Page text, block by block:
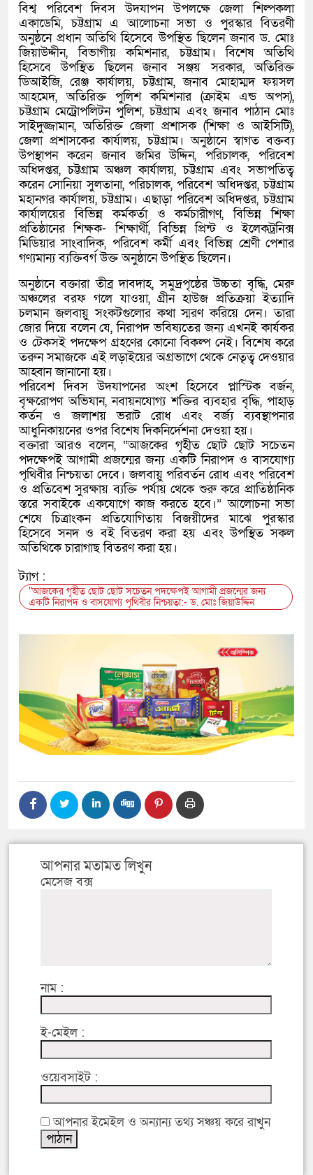
বিশ্ব পরিবেশ দিবস উদযাপন উপলক্ষে জেলা শিল্পকলা
একাডেমি, চট্টগ্রাম এ আলোচনা সভা ও পুরস্কার বিতরণী
অনুষ্ঠনে প্রধান অতিথি হিসেবে উপস্থিত ছিলেন জনাব ড. মোঃ
জিয়াউদ্দীন, বিভাগীয় কমিশনার, চট্টগ্রাম। বিশেষ অতিথি
হিসেবে উপস্থিত ছিলেন জনাব সঞ্জয় সরকার, অতিরিক্ত
ডিআইজি, রেঞ্জ কার্যালয়, চট্টগ্রাম, জনাব মোহাম্মদ ফয়সল
আহমেদ, অতিরিক্ত পুলিশ কমিশনার (ক্রাইম এন্ড অপস),
চট্টগ্রাম মেট্রোপলিটন পুলিশ, চট্টগ্রাম এবং জনাব পাঠান মোঃ
সাইদুজ্জামান, অতিরিক্ত জেলা প্রশাসক (শিক্ষা ও আইসিটি),
জেলা প্রশাসকের কার্যালয়, চট্টগ্রাম। অনুষ্ঠানে স্বাগত বক্তব্য
উপস্থাপন করেন জনাব জমির উদ্দিন, পরিচালক, পরিবেশ
অধিদপ্তর, চট্টগ্রাম অঞ্চল কার্যালয়, চট্টগ্রাম এবং সভাপতিত্ব
করেন সোনিয়া সুলতানা, পরিচালক, পরিবেশ অধিদপ্তর, চট্টগ্রাম
মহানগর কার্যালয়, চট্টগ্রাম। এছাড়া পরিবেশ অধিদপ্তর, চট্টগ্রাম
কার্যালয়ের বিভিন্ন কর্মকর্তা ও কর্মচারীগণ, বিভিন্ন শিক্ষা
প্রতিষ্ঠানের শিক্ষক- শিক্ষার্থী, বিভিন্ন প্রিন্ট ও ইলেকট্রনিক্স
মিডিয়ার সাংবাদিক, পরিবেশ কর্মী এবং বিভিন্ন শ্রেণী পেশার
গণ্যমান্য ব্যক্তিবর্গ উক্ত অনুষ্ঠানে উপস্থিত ছিলেন।
অনুষ্ঠানে বক্তারা তীব্র দাবদাহ, সমুদ্রপৃষ্ঠের উচ্চতা বৃদ্ধি, মেরু
অঞ্চলের বরফ গলে যাওয়া, গ্রীন হাউজ প্রতিক্রয়া ইত্যাদি
চলমান জলবায়ু সংকটগুলোর কথা স্মরণ করিয়ে দেন। তারা
জোর দিয়ে বলেন যে, নিরাপদ ভবিষ্যতের জন্য এখনই কার্যকর
ও টেকসই পদক্ষেপ গ্রহণের কোনো বিকল্প নেই। বিশেষ করে
তরুন সমাজকে এই লড়াইয়ের অগ্রভাগে থেকে নেতৃত্ব দেওয়ার
আহ্বান জানানো হয়।
পরিবেশ দিবস উদযাপনের অংশ হিসেবে প্লাস্টিক বর্জন,
বৃক্ষরোপণ অভিযান, নবায়নযোগ্য শক্তির ব্যবহার বৃদ্ধি, পাহাড়
কর্তন ও জলাশয় ভরাট রোধ এবং বর্জ্য ব্যবস্থাপনার
আধুনিকায়নের ওপর বিশেষ দিকনির্দেশনা দেওয়া হয়।
বক্তারা আরও বলেন, “আজকের গৃহীত ছোট ছোট সচেতন
পদক্ষেপই আগামী প্রজন্মের জন্য একটি নিরাপদ ও বাসযোগ্য
পৃথিবীর নিশ্চয়তা দেবে। জলবায়ু পরিবর্তন রোধ এবং পরিবেশ
ও প্রতিবেশ সুরক্ষায় ব্যক্তি পর্যায় থেকে শুরু করে প্রাতিষ্ঠানিক
স্তরে সবাইকে একযোগে কাজ করতে হবে।” আলোচনা সভা
শেষে চিত্রাংকন প্রতিযোগিতায় বিজয়ীদের মাঝে পুরস্কার
হিসেবে সনদ ও বই বিতরণ করা হয় এবং উপস্থিত সকল
অতিথিকে চারাগাছ বিতরণ করা হয়।
ট্যাগ :
"আজকের গৃহীত ছোট ছোট সচেতন পদক্ষেপই আগামী প্রজন্মের জন্য
একটি নিরাপদ ও বাসযোগ্য পৃথিবীর নিশ্চয়তা:- ড. মোঃ জিয়াউদ্দিন
আপনার মতামত লিখুন
মেসেজ বক্স
নাম :
ই-মেইল :
ওয়েবসাইট :
আপনার ইমেইল ও অন্যান্য তথ্য সঞ্চয় করে রাখুন